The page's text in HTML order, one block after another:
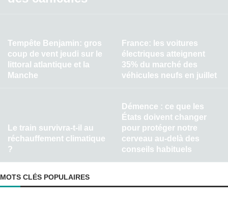
Tempête Benjamin: gros
coup de vent jeudi sur le
littoral atlantique et la
Manche
France: les voitures
électriques atteignent
35% du marché des
véhicules neufs en juillet
Le train survivra-t-il au
réchauffement climatique
?
Démence : ce que les
États doivent changer
pour protéger notre
cerveau au-delà des
conseils habituels
MOTS CLÉS POPULAIRES